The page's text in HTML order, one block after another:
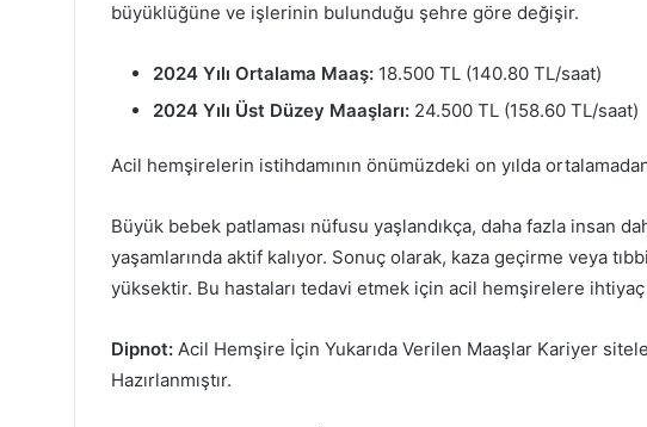
büyüklüğüne ve işlerinin bulunduğu şehre göre değişir.
2024 Yılı Ortalama Maaş: 18.500 TL (140.80 TL/saat)
2024 Yılı Üst Düzey Maaşları: 24.500 TL (158.60 TL/saat)
Acil hemşirelerin istihdamının önümüzdeki on yılda
Büyük bebek patlaması nüfusu yaşlandıkça, daha fazla insan
yaşamlarında aktif kalıyor. Sonuç olarak, kaza geçirme veya
yüksektir. Bu hastaları tedavi etmek için acil hemşirelere ihtiyaç
Dipnot: Acil Hemşire İçin Yukarıda Verilen Maaşlar Kariyer
Hazırlanmıştır.